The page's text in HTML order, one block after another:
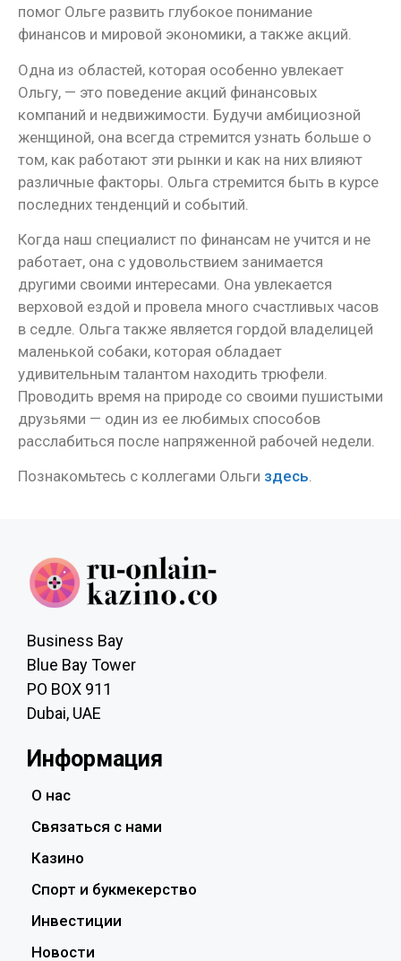
помог Ольге развить глубокое понимание
финансов и мировой экономики, а также акций.
Одна из областей, которая особенно увлекает
Ольгу, — это поведение акций финансовых
компаний и недвижимости. Будучи амбициозной
женщиной, она всегда стремится узнать больше о
том, как работают эти рынки и как на них влияют
различные факторы. Ольга стремится быть в курсе
последних тенденций и событий.
Когда наш специалист по финансам не учится и не
работает, она с удовольствием занимается
другими своими интересами. Она увлекается
верховой ездой и провела много счастливых часов
в седле. Ольга также является гордой владелицей
маленькой собаки, которая обладает
удивительным талантом находить трюфели.
Проводить время на природе со своими пушистыми
друзьями — один из ее любимых способов
расслабиться после напряженной рабочей недели.
Познакомьтесь с коллегами Ольги здесь.
Business Bay
Blue Bay Tower
PO BOX 911
Dubai, UAE
Информация
О нас
Связаться с нами
Казино
Спорт и букмекерство
Инвестиции
Новости